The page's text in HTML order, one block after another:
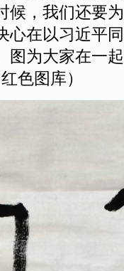
候，我们还要
心在以习近平
图为大家在一
色图库）